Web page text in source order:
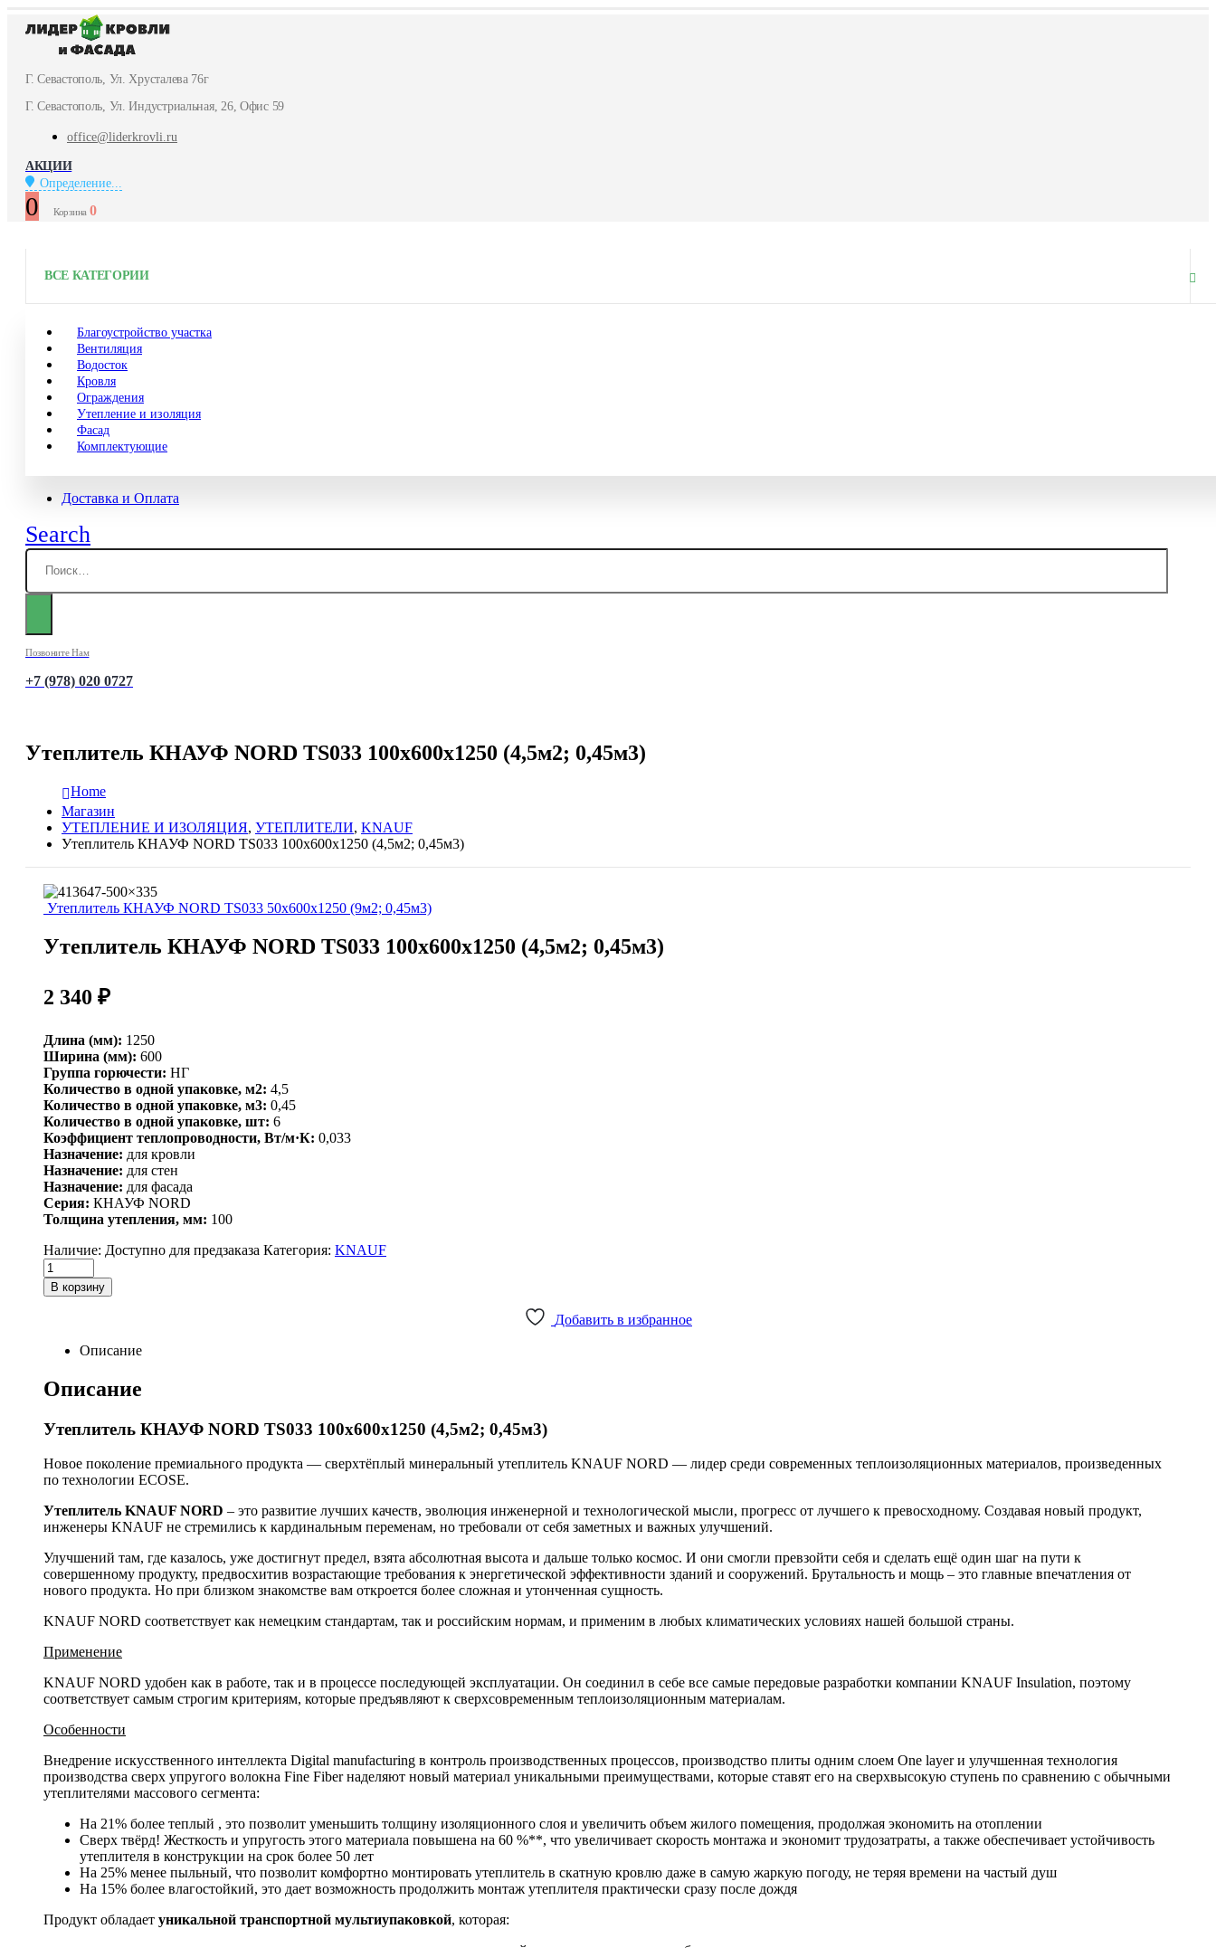
Г. Севастополь, Ул. Хрусталева 76г
Г. Севастополь, Ул. Индустриальная, 26, Офис 59
office@liderkrovli.ru
АКЦИИ
Определение...
0 Корзина 0
ВСЕ КАТЕГОРИИ
Благоустройство участка
Вентиляция
Водосток
Кровля
Ограждения
Утепление и изоляция
Фасад
Комплектующие
Доставка и Оплата
Search
Позвоните Нам
+7 (978) 020 0727
Утеплитель КНАУФ NORD TS033 100х600х1250 (4,5м2; 0,45м3)
Home
Магазин
УТЕПЛЕНИЕ И ИЗОЛЯЦИЯ, УТЕПЛИТЕЛИ, KNAUF
Утеплитель КНАУФ NORD TS033 100х600х1250 (4,5м2; 0,45м3)
Утеплитель КНАУФ NORD TS033 50х600х1250 (9м2; 0,45м3)
Утеплитель КНАУФ NORD TS033 100х600х1250 (4,5м2; 0,45м3)
2 340 ₽
Длина (мм): 1250
Ширина (мм): 600
Группа горючести: НГ
Количество в одной упаковке, м2: 4,5
Количество в одной упаковке, м3: 0,45
Количество в одной упаковке, шт: 6
Коэффициент теплопроводности, Вт/м·К: 0,033
Назначение: для кровли
Назначение: для стен
Назначение: для фасада
Серия: КНАУФ NORD
Толщина утепления, мм: 100
Наличие: Доступно для предзаказа Категория: KNAUF
Утеплитель
КНАУФ
NORD
(4,5м2;
quantity
В корзину
Добавить в избранное
Описание
Описание
Утеплитель КНАУФ NORD TS033 100х600х1250 (4,5м2; 0,45м3)
Новое поколение премиального продукта — сверхтёплый минеральный утеплитель KNAUF NORD — лидер среди современных теплоизоляционных материалов, произведенных
по технологии ECOSE.
Утеплитель KNAUF NORD – это развитие лучших качеств, эволюция инженерной и технологической мысли, прогресс от лучшего к превосходному. Создавая новый продукт,
инженеры KNAUF не стремились к кардинальным переменам, но требовали от себя заметных и важных улучшений.
Улучшений там, где казалось, уже достигнут предел, взята абсолютная высота и дальше только космос. И они смогли превзойти себя и сделать ещё один шаг на пути к
совершенному продукту, предвосхитив возрастающие требования к энергетической эффективности зданий и сооружений. Брутальность и мощь – это главные впечатления от
нового продукта. Но при близком знакомстве вам откроется более сложная и утонченная сущность.
KNAUF NORD соответствует как немецким стандартам, так и российским нормам, и применим в любых климатических условиях нашей большой страны.
Применение
KNAUF NORD удобен как в работе, так и в процессе последующей эксплуатации. Он соединил в себе все самые передовые разработки компании KNAUF Insulation, поэтому
соответствует самым строгим критериям, которые предъявляют к сверхсовременным теплоизоляционным материалам.
Особенности
Внедрение искусственного интеллекта Digital manufacturing в контроль производственных процессов, производство плиты одним слоем One layer и улучшенная технология
производства сверх упругого волокна Fine Fiber наделяют новый материал уникальными преимуществами, которые ставят его на сверхвысокую ступень по сравнению с обычными
утеплителями массового сегмента:
На 21% более теплый , это позволит уменьшить толщину изоляционного слоя и увеличить объем жилого помещения, продолжая экономить на отоплении
Сверх твёрд! Жесткость и упругость этого материала повышена на 60 %**, что увеличивает скорость монтажа и экономит трудозатраты, а также обеспечивает устойчивость
утеплителя в конструкции на срок более 50 лет
На 25% менее пыльный, что позволит комфортно монтировать утеплитель в скатную кровлю даже в самую жаркую погоду, не теряя времени на частый душ
На 15% более влагостойкий, это дает возможность продолжить монтаж утеплителя практически сразу после дождя
Продукт обладает уникальной транспортной мультиупаковкой, которая: